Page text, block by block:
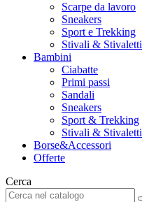
Scarpe da lavoro
Sneakers
Sport e Trekking
Stivali & Stivaletti
Bambini
Ciabatte
Primi passi
Sandali
Sneakers
Sport & Trekking
Stivali & Stivaletti
Borse&Accessori
Offerte
Cerca